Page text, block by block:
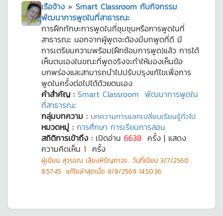
เรือจ้าง » Smart Classroom กับกิจกรรม
พัฒนาการพูดในที่สาธารณะ
การฝึกทักษะการพูดในที่ชุมชุนหรือการพูดในที่
สาธารณะ นอกจากผู้พูดจะต้องมีบทพูดที่ดี มี
การเตรียมความพร้อม(ฝึกซ้อมการพูด)แล้ว การได้
เห็นตนเองในขณะที่พูดจริงจะทำให้มองเห็นข้อ
บกพร่องและสามารถนำไปปรับปรุงแก้ไขเพื่อการ
พูดในครั้งต่อไปได้ด้วยตนเอง
คำสำคัญ : Smart Classroom พัฒนาการพูดใน
ที่สาธารณะ
กลุ่มบทความ : บทความการแลกเปลี่ยนเรียนรู้ทั่วไป
หมวดหมู่ : การศึกษา การเรียนการสอน
สถิติการเข้าถึง : เปิดอ่าน 6638 ครั้ง | แสดง
ความคิดเห็น 1 ครั้ง
ผู้เขียน สุวรรณ เลียงหิรัญถาวร วันที่เขียน 3/7/2560
8:57:45 แก้ไขล่าสุดเมื่อ 8/8/2569 14:50:36